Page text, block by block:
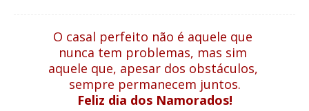
O casal perfeito não é aquele que
nunca tem problemas, mas sim
aquele que, apesar dos obstáculos,
sempre permanecem juntos.
Feliz dia dos Namorados!